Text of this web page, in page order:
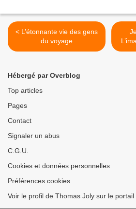
< L’étonnante vie des gens
du voyage
Hébergé par Overblog
Top articles
Pages
Contact
Signaler un abus
C.G.U.
Cookies et données personnelles
Préférences cookies
Voir le profil de Thomas Joly sur le portail